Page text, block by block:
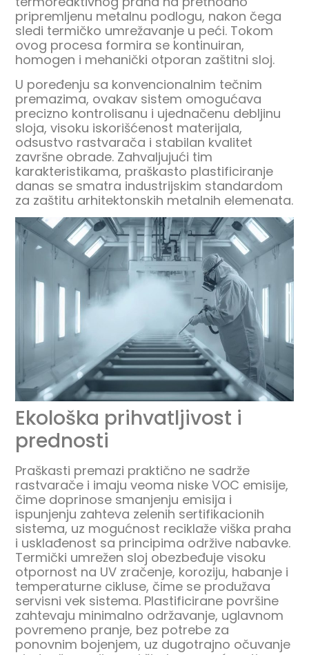
pripremljenu metalnu podlogu, nakon čega
sledi termičko umrežavanje u peći. Tokom
ovog procesa formira se kontinuiran,
homogen i mehanički otporan zaštitni sloj.
U poređenju sa konvencionalnim tečnim
premazima, ovakav sistem omogućava
precizno kontrolisanu i ujednačenu debljinu
sloja, visoku iskorišćenost materijala,
odsustvo rastvarača i stabilan kvalitet
završne obrade. Zahvaljujući tim
karakteristikama, praškasto plastificiranje
danas se smatra industrijskim standardom
za zaštitu arhitektonskih metalnih elemenata.
Ekološka prihvatljivost i
prednosti
Praškasti premazi praktično ne sadrže
rastvarače i imaju veoma niske VOC emisije,
čime doprinose smanjenju emisija i
ispunjenju zahteva zelenih sertifikacionih
sistema, uz mogućnost reciklaže viška praha
i usklađenost sa principima održive nabavke.
Termički umrežen sloj obezbeđuje visoku
otpornost na UV zračenje, koroziju, habanje i
temperaturne cikluse, čime se produžava
servisni vek sistema. Plastificirane površine
zahtevaju minimalno održavanje, uglavnom
povremeno pranje, bez potrebe za
ponovnim bojenjem, uz dugotrajno očuvanje